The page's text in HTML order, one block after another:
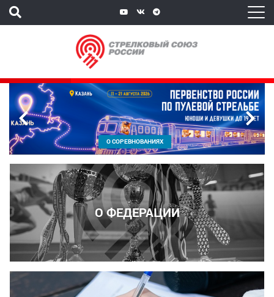
О СОРЕВНОВАНИЯХ `
О ФЕДЕРАЦИИ